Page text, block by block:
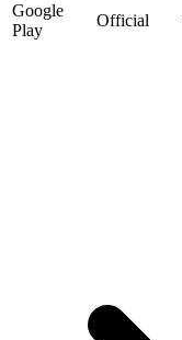
Google
Play
Official